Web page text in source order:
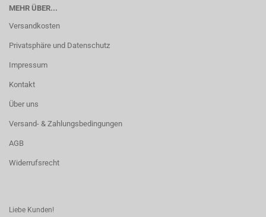
MEHR ÜBER...
Versandkosten
Privatsphäre und Datenschutz
Impressum
Kontakt
Über uns
Versand- & Zahlungsbedingungen
AGB
Widerrufsrecht
Liebe Kunden!